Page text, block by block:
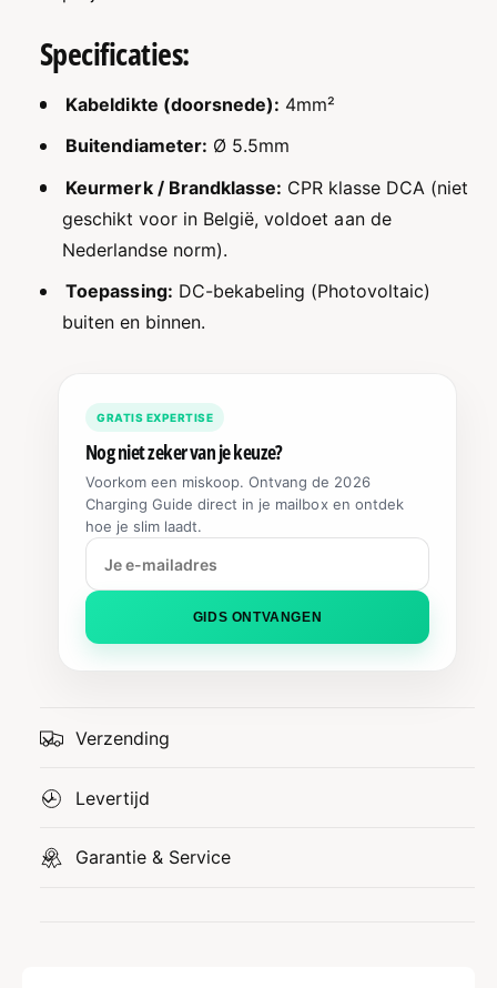
p
;
o
o
m
p
;
o
d
Specificaties:
Kabeldikte (doorsnede): 4mm²
Buitendiameter: Ø 5.5mm
Keurmerk / Brandklasse: CPR klasse DCA (niet
geschikt voor in België, voldoet aan de
Nederlandse norm).
Toepassing: DC-bekabeling (Photovoltaic)
buiten en binnen.
GRATIS EXPERTISE
Nog niet zeker van je keuze?
Voorkom een miskoop. Ontvang de 2026
Charging Guide direct in je mailbox en ontdek
hoe je slim laadt.
GIDS ONTVANGEN
Verzending
Levertijd
Garantie & Service